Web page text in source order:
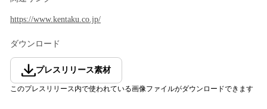
https://www.kentaku.co.jp/
ダウンロード
プレスリリース素材
このプレスリリース内で使われている画像ファイルがダウンロードできます